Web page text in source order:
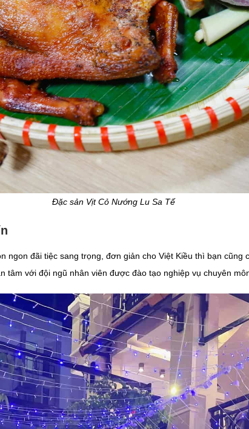
Đặc sản Vịt Cỏ Nướng Lu Sa Tế
ngon đãi tiệc sang trọng, đơn giản cho Việt Kiều thì bạn
tâm với đội ngũ nhân viên được đào tạo nghiệp vụ chuyên